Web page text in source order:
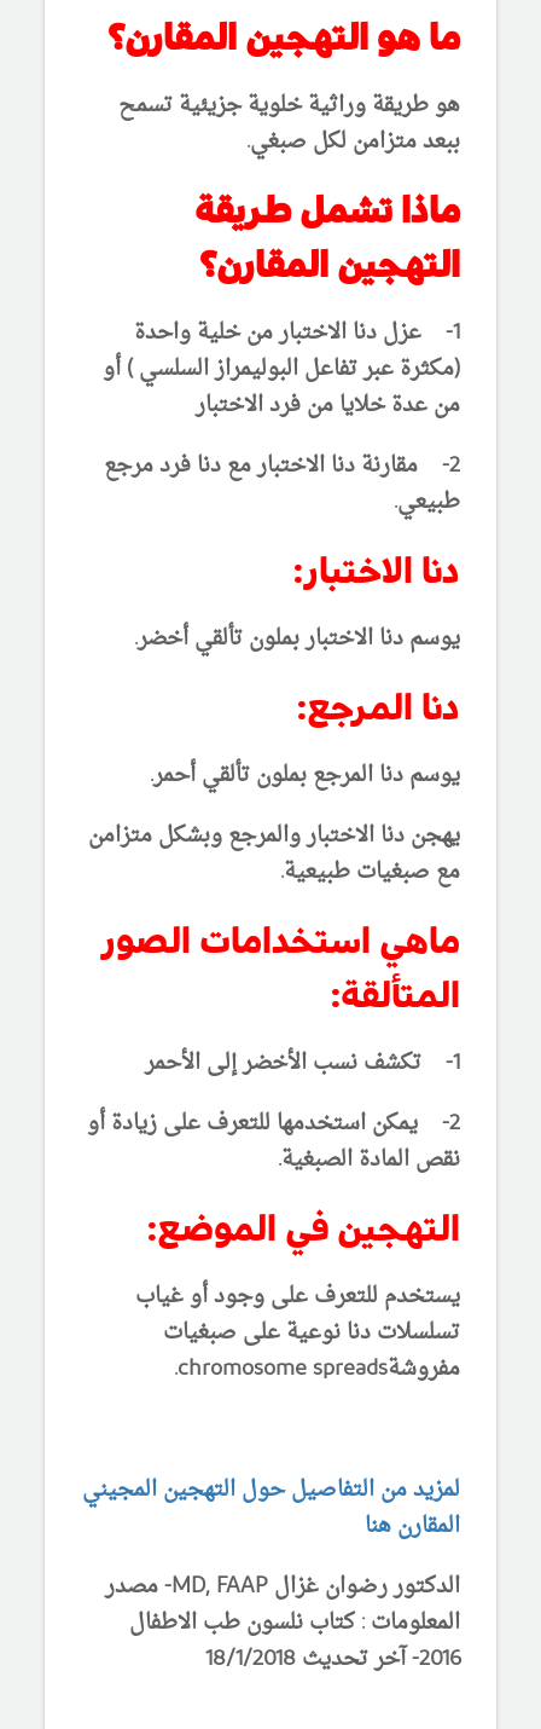
ما هو التهجين المقارن؟
هو طريقة وراثية خلوية جزيئية تسمح
ببعد متزامن لكل صبغي.
ماذا تشمل طريقة
التهجين المقارن؟
1- عزل دنا الاختبار من خلية واحدة
(مكثرة عبر تفاعل البوليمراز السلسي ) أو
من عدة خلايا من فرد الاختبار
2- مقارنة دنا الاختبار مع دنا فرد مرجع
طبيعي.
دنا الاختبار:
يوسم دنا الاختبار بملون تألقي أخضر.
دنا المرجع:
يوسم دنا المرجع بملون تألقي أحمر.
يهجن دنا الاختبار والمرجع وبشكل متزامن
مع صبغيات طبيعية.
ماهي استخدامات الصور
المتألقة:
1- تكشف نسب الأخضر إلى الأحمر
2- يمكن استخدمها للتعرف على زيادة أو
نقص المادة الصبغية.
التهجين في الموضع:
يستخدم للتعرف على وجود أو غياب
تسلسلات دنا نوعية على صبغيات
مفروشةchromosome spreads.
لمزيد من التفاصيل حول التهجين المجيني
المقارن هنا
الدكتور رضوان غزال MD, FAAP- مصدر
المعلومات : كتاب نلسون طب الاطفال
2016- آخر تحديث 18/1/2018